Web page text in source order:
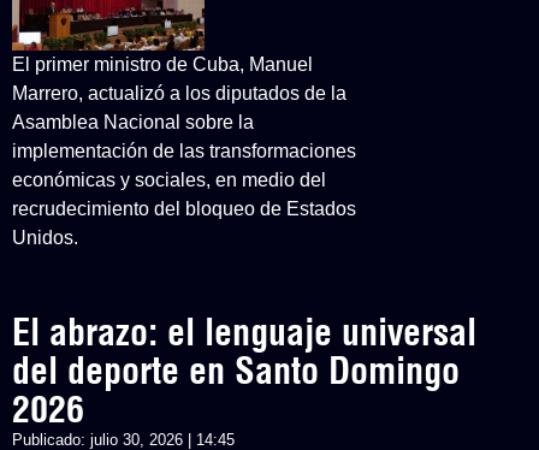
El primer ministro de Cuba, Manuel
Marrero, actualizó a los diputados de la
Asamblea Nacional sobre la
implementación de las transformaciones
económicas y sociales, en medio del
recrudecimiento del bloqueo de Estados
Unidos.
El abrazo: el lenguaje universal
del deporte en Santo Domingo
2026
Publicado: julio 30, 2026 | 14:45